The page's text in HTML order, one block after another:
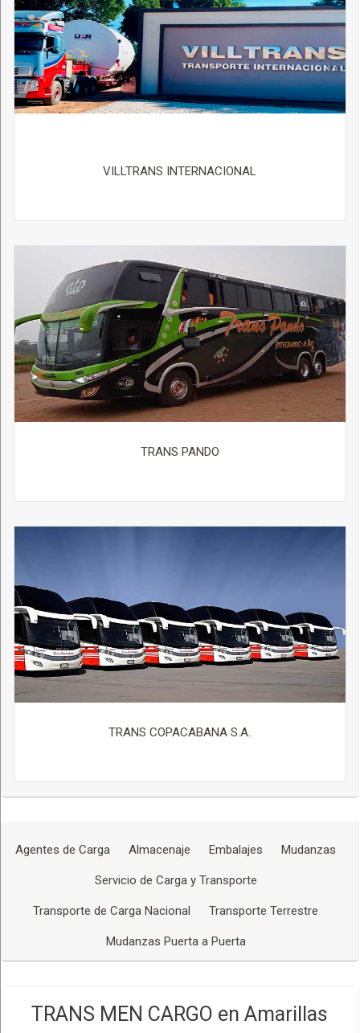
VILLTRANS INTERNACIONAL
TRANS PANDO
TRANS COPACABANA S.A.
Agentes de Carga Almacenaje Embalajes Mudanzas
Servicio de Carga y Transporte
Transporte de Carga Nacional Transporte Terrestre
Mudanzas Puerta a Puerta
TRANS MEN CARGO en Amarillas